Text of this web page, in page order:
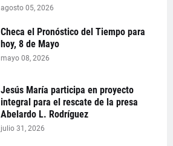
agosto 05, 2026
Checa el Pronóstico del Tiempo para
hoy, 8 de Mayo
mayo 08, 2026
Jesús María participa en proyecto
integral para el rescate de la presa
Abelardo L. Rodríguez
julio 31, 2026